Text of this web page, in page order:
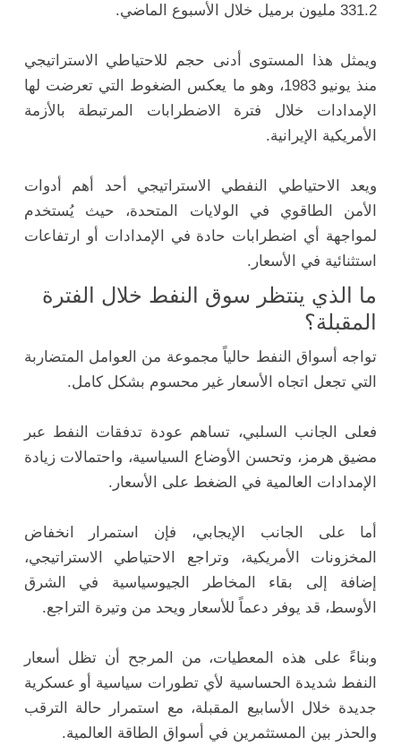
331.2 مليون برميل خلال الأسبوع الماضي.
ويمثل هذا المستوى أدنى حجم للاحتياطي الاستراتيجي
منذ يونيو 1983، وهو ما يعكس الضغوط التي تعرضت لها
الإمدادات خلال فترة الاضطرابات المرتبطة بالأزمة
الأمريكية الإيرانية.
ويعد الاحتياطي النفطي الاستراتيجي أحد أهم أدوات
الأمن الطاقوي في الولايات المتحدة، حيث يُستخدم
لمواجهة أي اضطرابات حادة في الإمدادات أو ارتفاعات
استثنائية في الأسعار.
ما الذي ينتظر سوق النفط خلال الفترة
المقبلة؟
تواجه أسواق النفط حالياً مجموعة من العوامل المتضاربة
التي تجعل اتجاه الأسعار غير محسوم بشكل كامل.
فعلى الجانب السلبي، تساهم عودة تدفقات النفط عبر
مضيق هرمز، وتحسن الأوضاع السياسية، واحتمالات زيادة
الإمدادات العالمية في الضغط على الأسعار.
أما على الجانب الإيجابي، فإن استمرار انخفاض
المخزونات الأمريكية، وتراجع الاحتياطي الاستراتيجي،
إضافة إلى بقاء المخاطر الجيوسياسية في الشرق
الأوسط، قد يوفر دعماً للأسعار ويحد من وتيرة التراجع.
وبناءً على هذه المعطيات، من المرجح أن تظل أسعار
النفط شديدة الحساسية لأي تطورات سياسية أو عسكرية
جديدة خلال الأسابيع المقبلة، مع استمرار حالة الترقب
والحذر بين المستثمرين في أسواق الطاقة العالمية.